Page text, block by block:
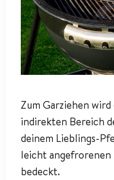
Zum Garziehen wird
indirekten Bereich
deinem Lieblings-
leicht angefrorenen
bedeckt.